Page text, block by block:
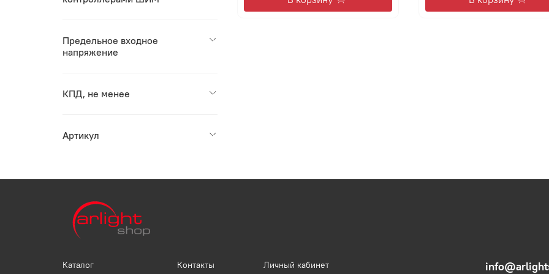
Предельное входное
напряжение
КПД, не менее
Артикул
Каталог Контакты Личный кабинет